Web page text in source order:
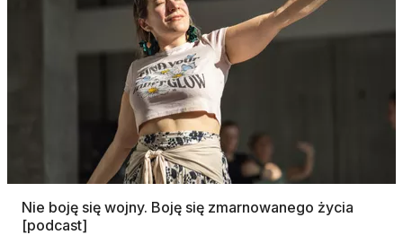
Nie boję się wojny. Boję się zmarnowanego życia
[podcast]